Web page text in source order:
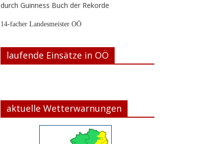
durch Guinness Buch der Rekorde
14-facher Landesmeister OÖ
laufende Einsätze in OÖ
aktuelle Wetterwarnungen